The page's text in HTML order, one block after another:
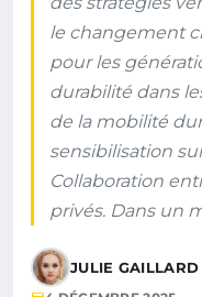
le changement
pour les
durabilité dans
de la mobilité
sensibilisation
Collaboration
privés. Dans un
JULIE GAILLARD